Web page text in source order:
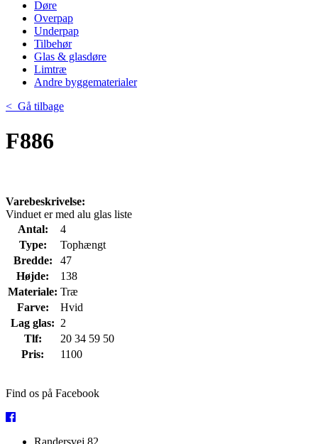
Døre
Overpap
Underpap
Tilbehør
Glas & glasdøre
Limtræ
Andre byggematerialer
< Gå tilbage
F886
Varebeskrivelse:
Vinduet er med alu glas liste
Antal:
4
Type:
Tophængt
Bredde:
47
Højde:
138
Materiale: Træ
Farve:
Hvid
Lag glas: 2
Tlf:
20 34 59 50
Pris:
1100
Find os på Facebook
Randersvej 82